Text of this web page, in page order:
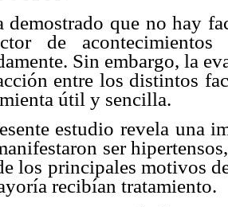
demostrado que no hay
de acontecimientos
Sin embargo, la
entre los distintos
útil y sencilla.
estudio revela una
ser
los principales motivos
recibían tratamiento.